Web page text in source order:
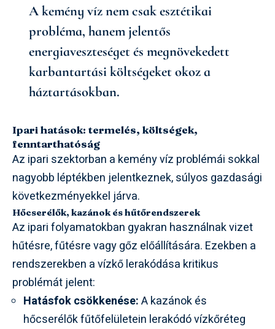
A kemény víz nem csak esztétikai
probléma, hanem jelentős
energiaveszteséget és megnövekedett
karbantartási költségeket okoz a
háztartásokban.
Ipari hatások: termelés, költségek,
fenntarthatóság
Az ipari szektorban a kemény víz problémái sokkal
nagyobb léptékben jelentkeznek, súlyos gazdasági
következményekkel járva.
Hőcserélők, kazánok és hűtőrendszerek
Az ipari folyamatokban gyakran használnak vizet
hűtésre, fűtésre vagy gőz előállítására. Ezekben a
rendszerekben a vízkő lerakódása kritikus
problémát jelent:
Hatásfok csökkenése:A kazánok és
hőcserélők fűtőfelületein lerakódó vízkőréteg